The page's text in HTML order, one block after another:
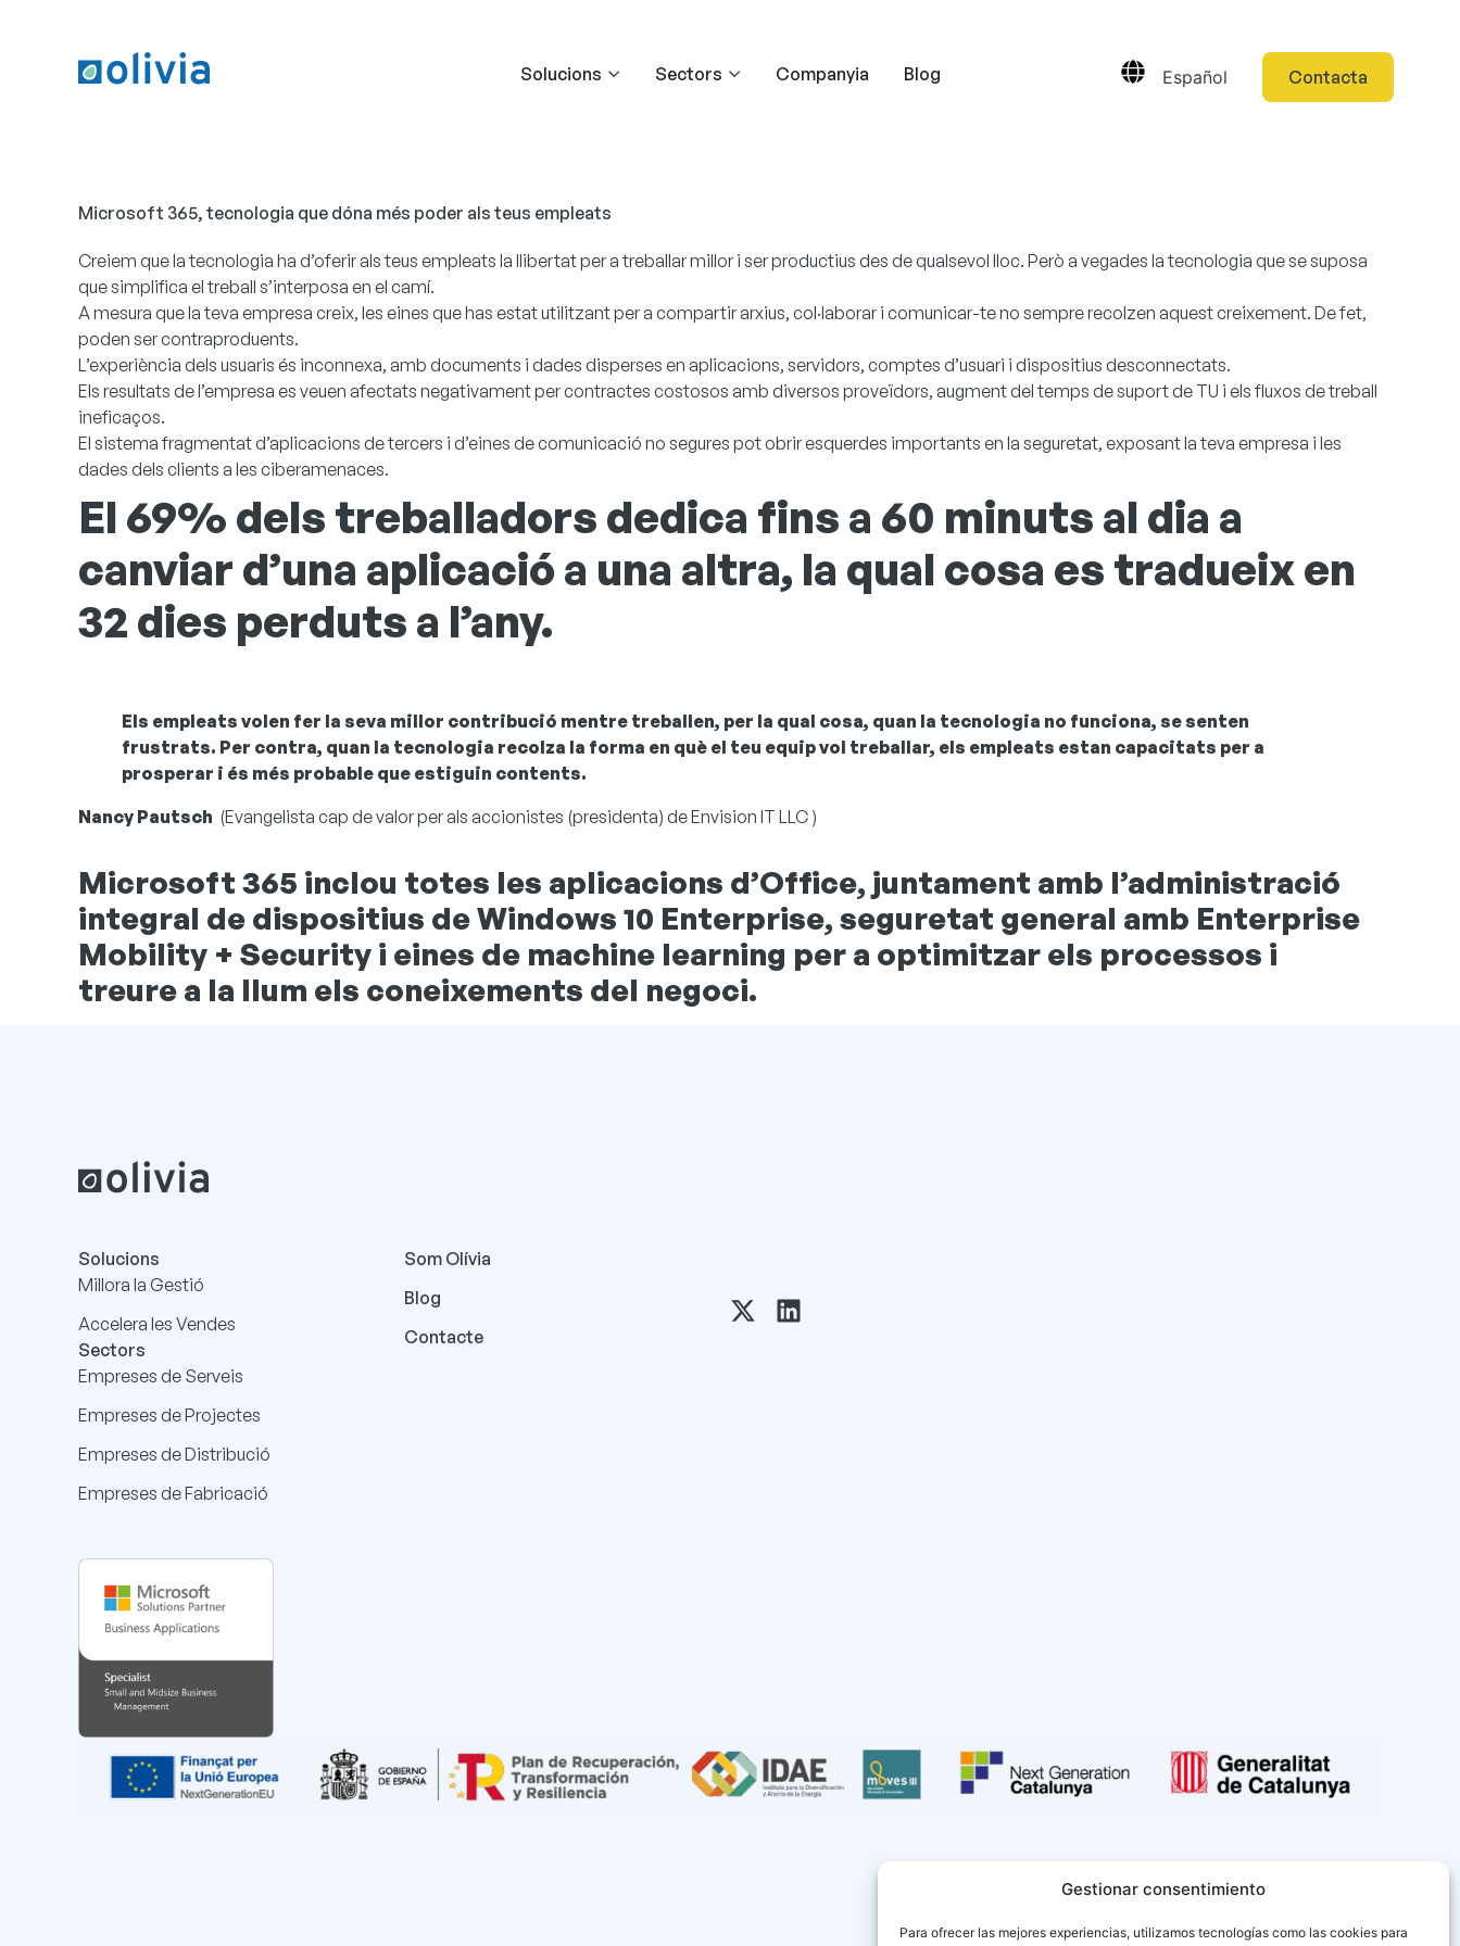
Gestionar consentimiento
Para ofrecer las mejores experiencias, utilizamos tecnologías como las cookies para
Solucions Sectors Companyia Blog Español Contacta
Microsoft 365, tecnologia que dóna més poder als teus empleats
Creiem que la tecnologia ha d’oferir als teus empleats la llibertat per a treballar millor i ser productius des de qualsevol lloc. Però a vegades la tecnologia que se suposa
que simplifica el treball s’interposa en el camí.
A mesura que la teva empresa creix, les eines que has estat utilitzant per a compartir arxius, col·laborar i comunicar-te no sempre recolzen aquest creixement. De fet,
poden ser contraproduents.
L’experiència dels usuaris és inconnexa, amb documents i dades disperses en aplicacions, servidors, comptes d’usuari i dispositius desconnectats.
Els resultats de l’empresa es veuen afectats negativament per contractes costosos amb diversos proveïdors, augment del temps de suport de TU i els fluxos de treball
ineficaços.
El sistema fragmentat d’aplicacions de tercers i d’eines de comunicació no segures pot obrir esquerdes importants en la seguretat, exposant la teva empresa i les
dades dels clients a les ciberamenaces.
El 69% dels treballadors dedica fins a 60 minuts al dia a
canviar d’una aplicació a una altra, la qual cosa es tradueix en
32 dies perduts a l’any.
Els empleats volen fer la seva millor contribució mentre treballen, per la qual cosa, quan la tecnologia no funciona, se senten
frustrats. Per contra, quan la tecnologia recolza la forma en què el teu equip vol treballar, els empleats estan capacitats per a
prosperar i és més probable que estiguin contents.
Nancy Pautsch (Evangelista cap de valor per als accionistes (presidenta) de Envision IT LLC )
Microsoft 365 inclou totes les aplicacions d’Office, juntament amb l’administració
integral de dispositius de Windows 10 Enterprise, seguretat general amb Enterprise
Mobility + Security i eines de machine learning per a optimitzar els processos i
treure a la llum els coneixements del negoci.
Solucions
Millora la Gestió
Accelera les Vendes
Sectors
Empreses de Serveis
Empreses de Projectes
Empreses de Distribució
Empreses de Fabricació
Som Olívia
Blog
Contacte